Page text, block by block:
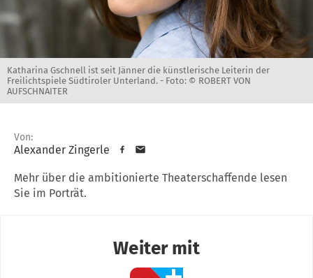
Katharina Gschnell ist seit Jänner die künstlerische Leiterin der
Freilichtspiele Südtiroler Unterland. - Foto: © ROBERT VON
AUFSCHNAITER
Von:
Alexander Zingerle
Mehr über die ambitionierte Theaterschaffende lesen
Sie im Porträt.